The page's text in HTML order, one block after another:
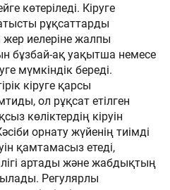
көтеріледі. Кіруге
рұқсаттарды
жер иелеріне жалпы
бұзбай-ақ уақытша немесе
мүмкіндік береді.
кіруге қарсы
ол рұқсат етілген
көліктердің кіруін
орнату жүйенің тиімді
қамтамасыз етеді,
артады және жабдықтың
Регулярлы